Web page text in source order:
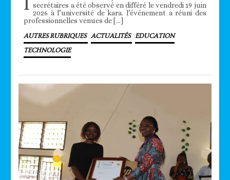
secrétaires a été observé en différé le vendredi 19 juin
2026 à l’université de kara. l’événement a réuni des
professionnelles venues de […]
AUTRES RUBRIQUES ACTUALITÉS EDUCATION
TECHNOLOGIE